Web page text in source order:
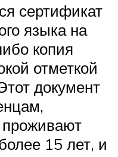
сертификат
языка на
копия
отметкой
документ
проживают
15 лет, и